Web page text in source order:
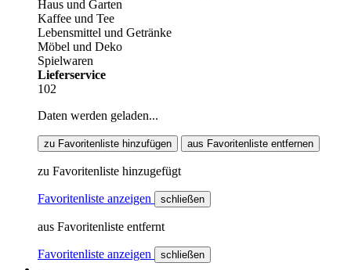
Haus und Garten
Kaffee und Tee
Lebensmittel und Getränke
Möbel und Deko
Spielwaren
Lieferservice
102
Daten werden geladen...
zu Favoritenliste hinzufügen aus Favoritenliste entfernen
zu Favoritenliste hinzugefügt
Favoritenliste anzeigen schließen
aus Favoritenliste entfernt
Favoritenliste anzeigen schließen